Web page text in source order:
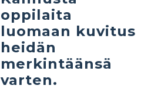
oppilaita
luomaan kuvitus
heidän
merkintäänsä
varten.